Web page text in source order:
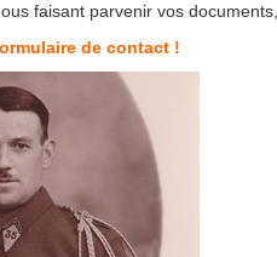
faisant parvenir vos documents,
de contact !